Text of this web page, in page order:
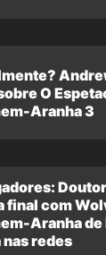
O
Aranha 3
final com
Aranha
nas redes